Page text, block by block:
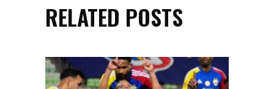
RELATED POSTS